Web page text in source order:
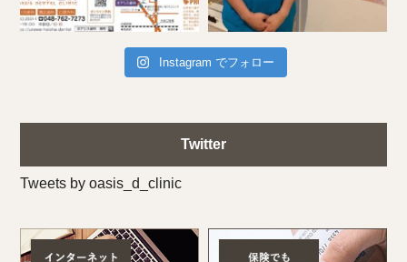
Instagram でフォロー
Twitter
Tweets by oasis_d_clinic